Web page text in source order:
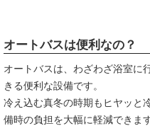
オートバスは便利なの？
オートバスは、わざわざ浴室に
きる便利な設備です。
冷え込む真冬の時期もヒヤッと
備時の負担を大幅に軽減できます